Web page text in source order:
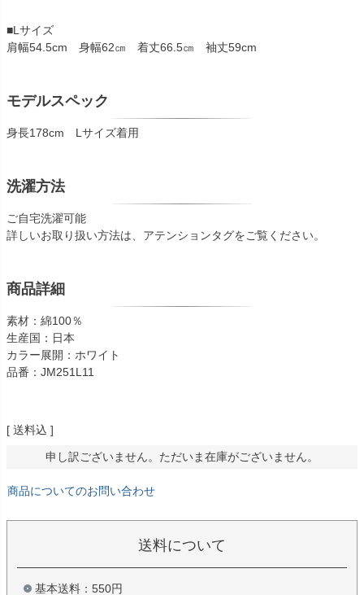
■Lサイズ
肩幅54.5cm 身幅62㎝ 着丈66.5㎝ 袖丈59cm
モデルスペック
身長178cm Lサイズ着用
洗濯方法
ご自宅洗濯可能
詳しいお取り扱い方法は、アテンションタグをご覧ください。
商品詳細
素材：綿100％
生産国：日本
カラー展開：ホワイト
品番：JM251L11
送料込
申し訳ございません。ただいま在庫がございません。
商品についてのお問い合わせ
送料について
基本送料：550円